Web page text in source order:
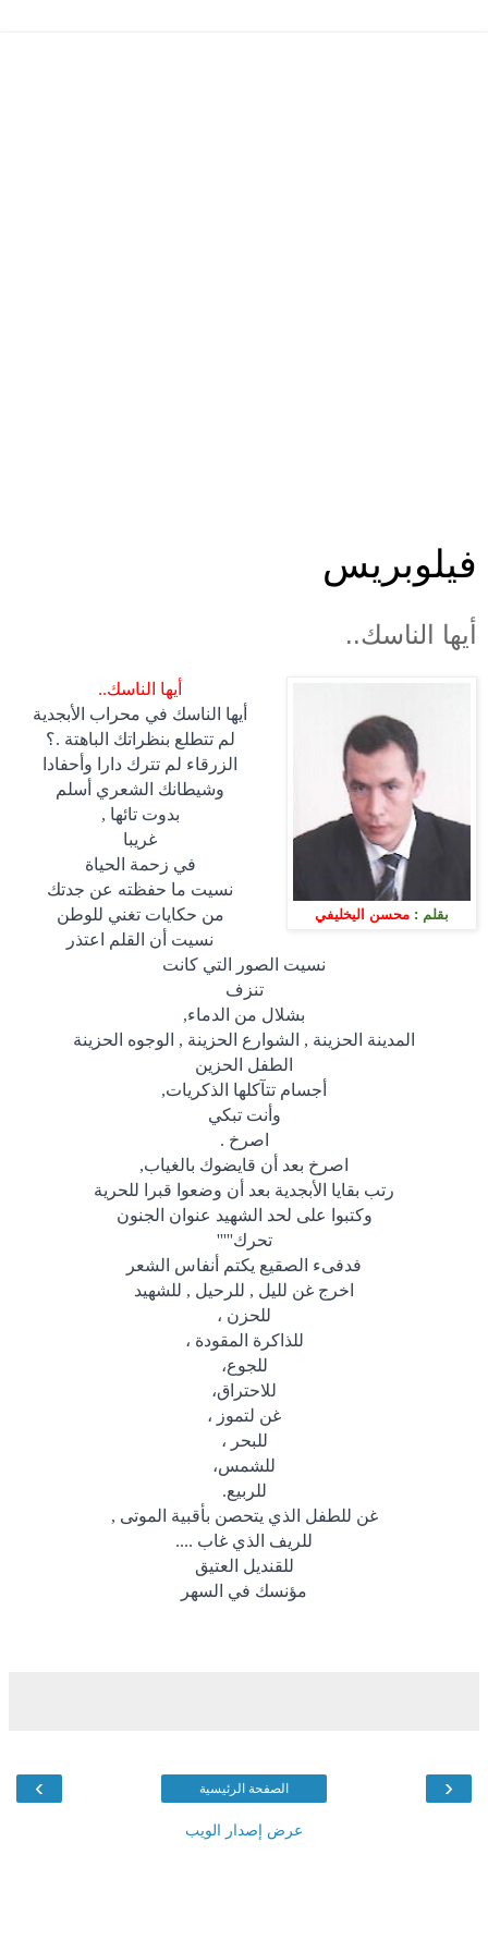
فيلوبريس
أيها الناسك..
بقلم : محسن اليخليفي
أيها الناسك..
أيها الناسك في محراب الأبجدية
لم تتطلع بنظراتك الباهتة .؟
الزرقاء لم تترك دارا وأحفادا
وشيطانك الشعري أسلم
بدوت تائها ,
غريبا
في زحمة الحياة
نسيت ما حفظته عن جدتك
من حكايات تغني للوطن
نسيت أن القلم اعتذر
نسيت الصور التي كانت
تنزف
بشلال من الدماء,
المدينة الحزينة , الشوارع الحزينة , الوجوه الحزينة
الطفل الحزين
أجسام تتآكلها الذكريات,
وأنت تبكي
اصرخ .
اصرخ بعد أن قايضوك بالغياب,
رتب بقايا الأبجدية بعد أن وضعوا قبرا للحرية
وكتبوا على لحد الشهيد عنوان الجنون
تحرك'''''
فدفىء الصقيع يكتم أنفاس الشعر
اخرج غن لليل , للرحيل , للشهيد
للحزن ،
للذاكرة المقودة ،
للجوع،
للاحتراق،
غن لتموز ،
للبحر ،
للشمس،
للربيع.
غن للطفل الذي يتحصن بأقبية الموتى ,
للريف الذي غاب ....
للقنديل العتيق
مؤنسك في السهر
‹
› الصفحة الرئيسية
عرض إصدار الويب